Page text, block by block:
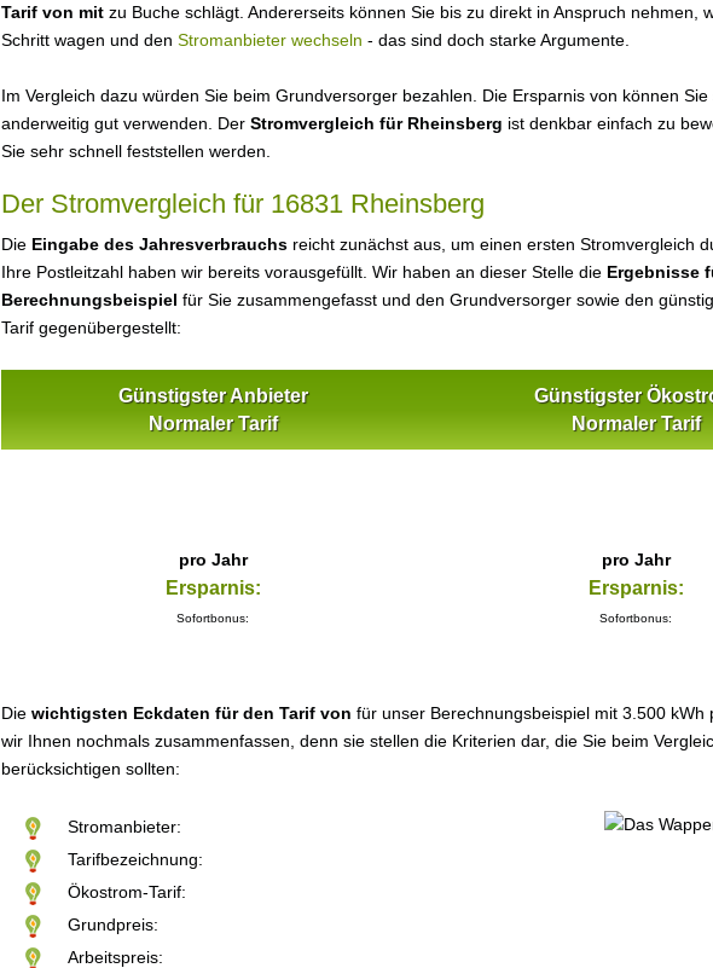
Tarif von mit zu Buche schlägt. Andererseits können Sie bis zu direkt in Anspruch nehmen,
Schritt wagen und den Stromanbieter wechseln - das sind doch starke Argumente.
Im Vergleich dazu würden Sie beim Grundversorger bezahlen. Die Ersparnis von können Sie
anderweitig gut verwenden. Der Stromvergleich für Rheinsberg ist denkbar einfach zu
Sie sehr schnell feststellen werden.
Der Stromvergleich für 16831 Rheinsberg
Die Eingabe des Jahresverbrauchs reicht zunächst aus, um einen ersten Stromvergleich
Ihre Postleitzahl haben wir bereits vorausgefüllt. Wir haben an dieser Stelle die Ergebnisse
Berechnungsbeispiel für Sie zusammengefasst und den Grundversorger sowie den
Tarif gegenübergestellt:
Günstigster Anbieter
Normaler Tarif
Günstigster
Normaler Tarif
pro Jahr
Ersparnis:
Sofortbonus:
pro Jahr
Ersparnis:
Sofortbonus:
Die wichtigsten Eckdaten für den Tarif von für unser Berechnungsbeispiel mit 3.500 kWh
wir Ihnen nochmals zusammenfassen, denn sie stellen die Kriterien dar, die Sie beim
berücksichtigen sollten:
Stromanbieter:
Tarifbezeichnung:
Ökostrom-Tarif:
Grundpreis:
Arbeitspreis: